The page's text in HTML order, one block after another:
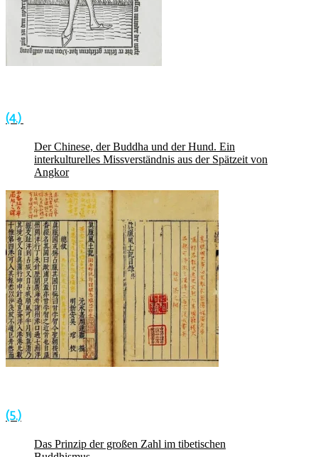
(4.)
Der Chinese, der Buddha und der Hund. Ein
interkulturelles Missverständnis aus der Spätzeit von
Angkor
(5.)
Das Prinzip der großen Zahl im tibetischen